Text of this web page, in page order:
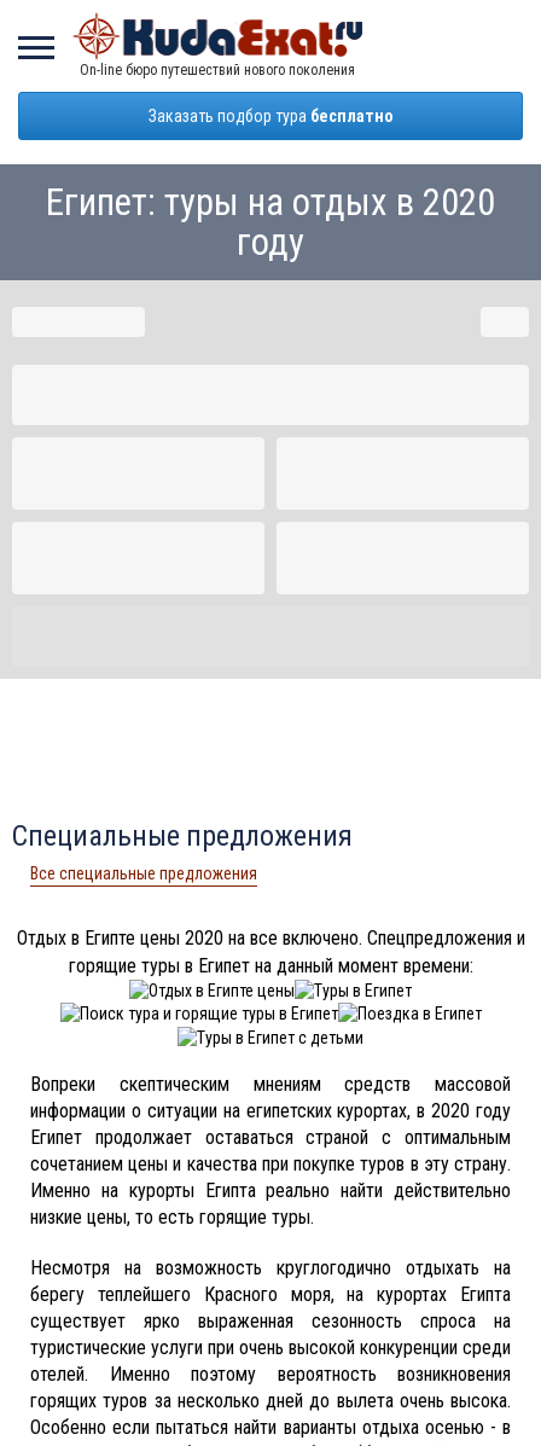
On-line бюро путешествий нового поколения
Заказать подбор тура бесплатно
Египет: туры на отдых в 2020
году
Специальные предложения
Все специальные предложения
Отдых в Египте цены 2020 на все включено. Спецпредложения и
горящие туры в Египет на данный момент времени:
Вопреки скептическим мнениям средств массовой
информации о ситуации на египетских курортах, в 2020 году
Египет продолжает оставаться страной с оптимальным
сочетанием цены и качества при покупке туров в эту страну.
Именно на курорты Египта реально найти действительно
низкие цены, то есть горящие туры.
Несмотря на возможность круглогодично отдыхать на
берегу теплейшего Красного моря, на курортах Египта
существует ярко выраженная сезонность спроса на
туристические услуги при очень высокой конкуренции среди
отелей. Именно поэтому вероятность возникновения
горящих туров за несколько дней до вылета очень высока.
Особенно если пытаться найти варианты отдыха осенью - в